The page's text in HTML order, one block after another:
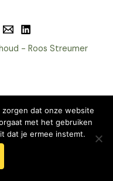
- Roos Streumer
dat onze website
met het gebruiken
dat je ermee instemt.